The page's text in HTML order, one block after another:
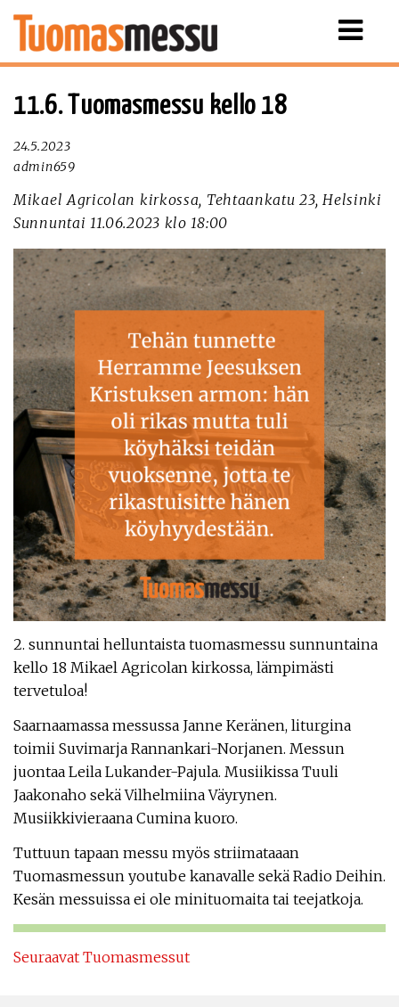
Näytä
11.6. Tuomasmessu kello 18
24.5.2023
admin659
Mikael Agricolan kirkossa, Tehtaankatu 23, Helsinki
Sunnuntai 11.06.2023 klo 18:00
2. sunnuntai helluntaista tuomasmessu sunnuntaina
kello 18 Mikael Agricolan kirkossa, lämpimästi
tervetuloa!
Saarnaamassa messussa Janne Keränen, liturgina
toimii Suvimarja Rannankari-Norjanen. Messun
juontaa Leila Lukander-Pajula. Musiikissa Tuuli
Jaakonaho sekä Vilhelmiina Väyrynen.
Musiikkivieraana Cumina kuoro.
Tuttuun tapaan messu myös striimataaan
Tuomasmessun youtube kanavalle sekä Radio Deihin.
Kesän messuissa ei ole minituomaita tai teejatkoja.
Seuraavat Tuomasmessut